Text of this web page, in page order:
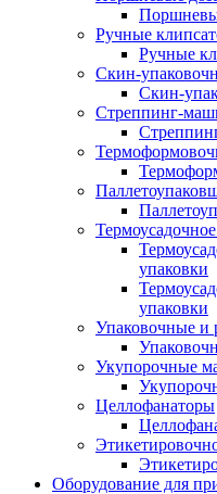
Ручные
Ручные
Скин-
Скин-
Стреппинг-
упаковки
упаковки
Упаковочные и
Укупорочные
Целлофанаторы
Оборудование для